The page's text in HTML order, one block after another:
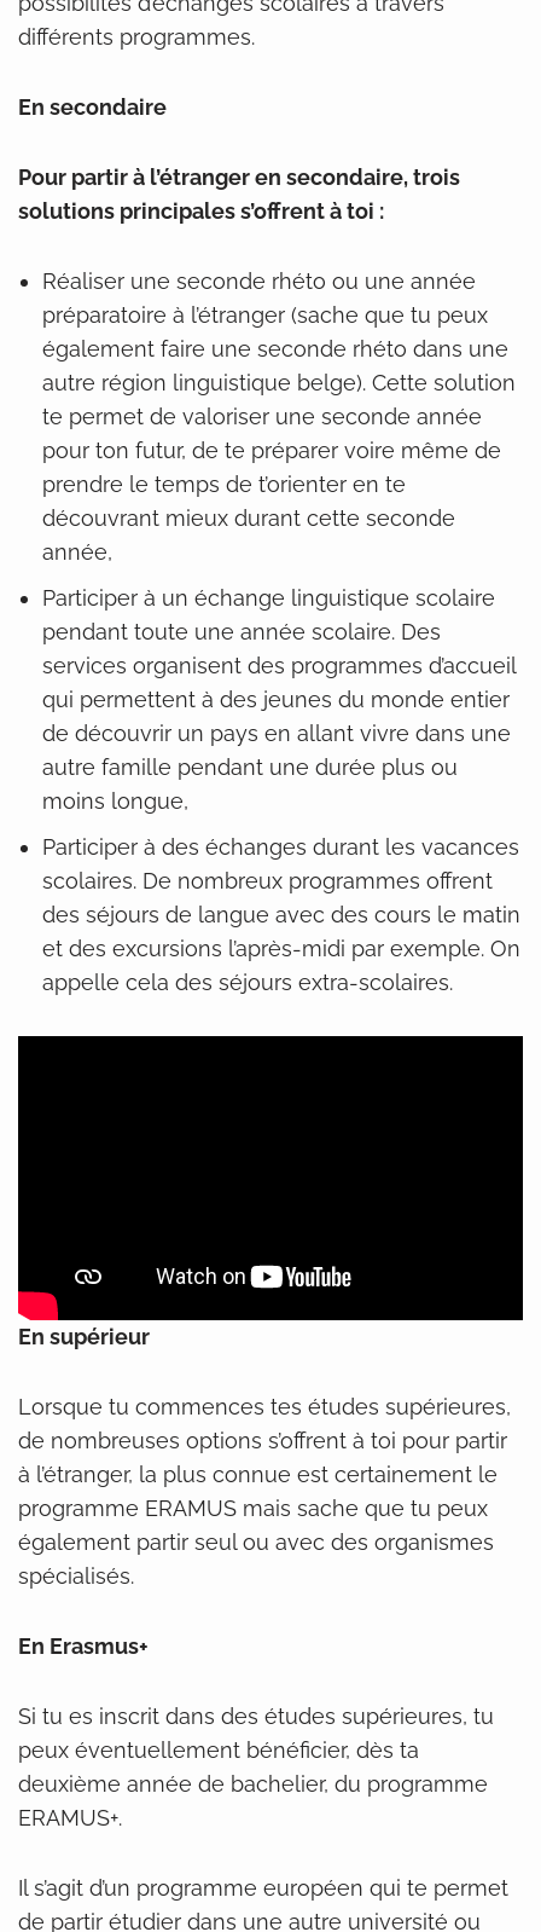
différents programmes.
En secondaire
Pour partir à l’étranger en secondaire, trois
solutions principales s’offrent à toi :
Réaliser une seconde rhéto ou une année
préparatoire à l’étranger (sache que tu peux
également faire une seconde rhéto dans une
autre région linguistique belge). Cette solution
te permet de valoriser une seconde année
pour ton futur, de te préparer voire même de
prendre le temps de t’orienter en te
découvrant mieux durant cette seconde
année,
Participer à un échange linguistique scolaire
pendant toute une année scolaire. Des
services organisent des programmes d’accueil
qui permettent à des jeunes du monde entier
de découvrir un pays en allant vivre dans une
autre famille pendant une durée plus ou
moins longue,
Participer à des échanges durant les vacances
scolaires. De nombreux programmes offrent
des séjours de langue avec des cours le matin
et des excursions l’après-midi par exemple. On
appelle cela des séjours extra-scolaires.
En supérieur
Lorsque tu commences tes études supérieures,
de nombreuses options s’offrent à toi pour partir
à l’étranger, la plus connue est certainement le
programme ERAMUS mais sache que tu peux
également partir seul ou avec des organismes
spécialisés.
En Erasmus+
Si tu es inscrit dans des études supérieures, tu
peux éventuellement bénéficier, dès ta
deuxième année de bachelier, du programme
ERAMUS+.
Il s’agit d’un programme européen qui te permet
de partir étudier dans une autre université ou